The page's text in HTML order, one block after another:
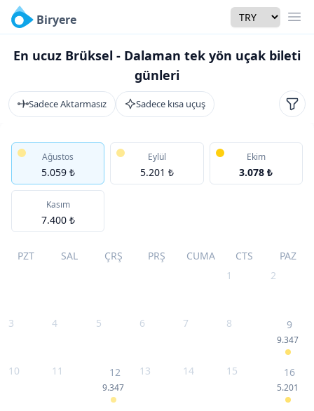
Biryere Currency
En ucuz Brüksel - Dalaman tek yön uçak bileti
günleri
Sadece Aktarmasız Sadece kısa uçuş
Ağustos
5.059 ₺
Eylül
5.201 ₺
Ekim
3.078 ₺
Kasım
7.400 ₺
PZT SAL ÇRŞ PRŞ CUMA CTS
PAZ
1
2
3 4 5 6 7 8 9
9.347
10 11 12
9.347
13 14 15 16
5.201